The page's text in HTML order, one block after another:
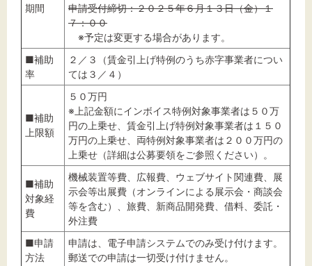
期間
申請受付締切：２０２５年６月１３日（金）１
７：００
※予定は変更する場合があります。
■補助
率
２／３（賃金引上げ特例のうち赤字事業者につい
ては３／４）
■補助
上限額
５０万円
※上記金額にインボイス特例対象事業者は５０万
円の上乗せ、賃金引上げ特例対象事業者は１５０
万円の上乗せ、両特例対象事業者は２００万円の
上乗せ（詳細は公募要領をご参照ください）。
■補助
対象経
費
機械装置等費、広報費、ウェブサイト関連費、展
示会等出展費（オンラインによる展示会・商談会
等を含む）、旅費、新商品開発費、借料、委託・
外注費
■申請
方法
申請は、電子申請システムでのみ受け付けます。
郵送での申請は一切受け付けません。